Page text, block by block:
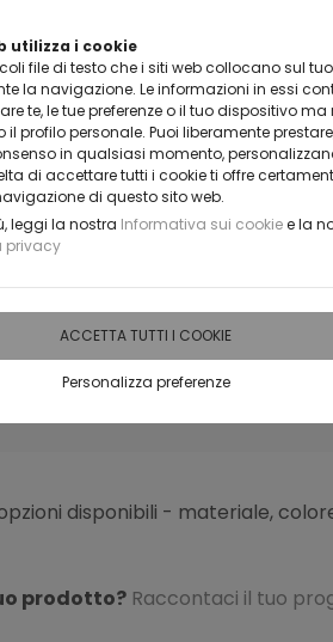
utilizza i cookie
file di testo che i siti web collocano sul tuo
la navigazione. Le informazioni in essi
te, le tue preferenze o il tuo dispositivo ma
profilo personale. Puoi liberamente
in qualsiasi momento,
di accettare tutti i cookie ti offre
di questo sito web.
leggi la nostra Informativa sui cookiee la
privacy
ACCETTA TUTTI I COOKIE
Personalizza preferenze
UN NOSTRO
CONTATTACI
RECENSIONI
disponibili - materiale,
prodotto? Raccontaci il tuo